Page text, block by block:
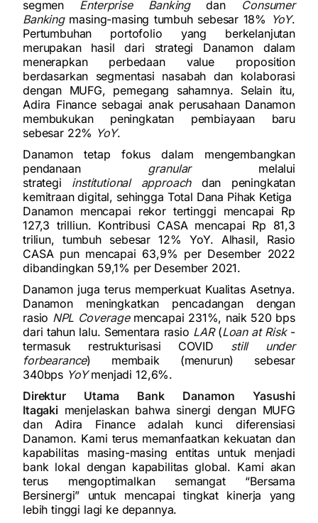
segmen Enterprise Bankingdan Consumer
Bankingmasing-masing tumbuh sebesar 18% YoY.
Pertumbuhan portofolio yang berkelanjutan
merupakan hasil dari strategi Danamon dalam
menerapkan perbedaan value proposition
berdasarkan segmentasi nasabah dan kolaborasi
dengan MUFG, pemegang sahamnya. Selain itu,
Adira Finance sebagai anak perusahaan Danamon
membukukan peningkatan pembiayaan baru
sebesar 22% YoY.
Danamon tetap fokus dalam mengembangkan
pendanaan granularmelalui
strategi institutional approachdan peningkatan
kemitraan digital, sehingga Total Dana Pihak Ketiga
Danamon mencapai rekor tertinggi mencapai Rp
127,3 trilliun. Kontribusi CASA mencapai Rp 81,3
triliun, tumbuh sebesar 12% YoY. Alhasil, Rasio
CASA pun mencapai 63,9% per Desember 2022
dibandingkan 59,1% per Desember 2021.
Danamon juga terus memperkuat Kualitas Asetnya.
Danamon meningkatkan pencadangan dengan
rasio NPL Coveragemencapai 231%, naik 520 bps
dari tahun lalu. Sementara rasio LAR(Loan at Risk-
termasuk restrukturisasi COVID still under
forbearance) membaik (menurun) sebesar
340bps YoYmenjadi 12,6%.
Direktur Utama Bank Danamon Yasushi
Itagakimenjelaskan bahwa sinergi dengan MUFG
dan Adira Finance adalah kunci diferensiasi
Danamon. Kami terus memanfaatkan kekuatan dan
kapabilitas masing-masing entitas untuk menjadi
bank lokal dengan kapabilitas global. Kami akan
terus mengoptimalkan semangat “Bersama
Bersinergi” untuk mencapai tingkat kinerja yang
lebih tinggi lagi ke depannya.